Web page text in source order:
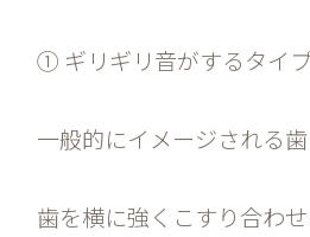
① ギリギリ音がするタイ
一般的にイメージされる歯
歯を横に強くこすり合わせ